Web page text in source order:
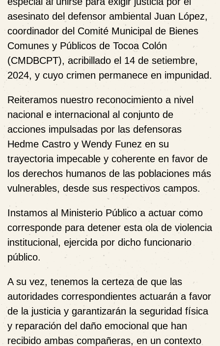
asesinato del defensor ambiental Juan López,
coordinador del Comité Municipal de Bienes
Comunes y Públicos de Tocoa Colón
(CMDBCPT), acribillado el 14 de setiembre,
2024, y cuyo crimen permanece en impunidad.
Reiteramos nuestro reconocimiento a nivel
nacional e internacional al conjunto de
acciones impulsadas por las defensoras
Hedme Castro y Wendy Funez en su
trayectoria impecable y coherente en favor de
los derechos humanos de las poblaciones más
vulnerables, desde sus respectivos campos.
Instamos al Ministerio Público a actuar como
corresponde para detener esta ola de violencia
institucional, ejercida por dicho funcionario
público.
A su vez, tenemos la certeza de que las
autoridades correspondientes actuarán a favor
de la justicia y garantizarán la seguridad física
y reparación del daño emocional que han
recibido ambas compañeras, en un contexto